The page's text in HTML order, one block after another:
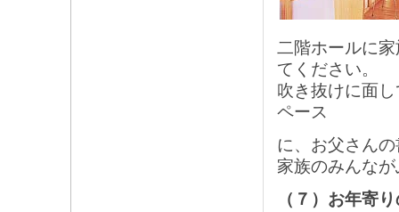
二階ホールに
てください。
吹き抜けに面
ペース
に、お父さん
家族のみんな
（７）お年寄